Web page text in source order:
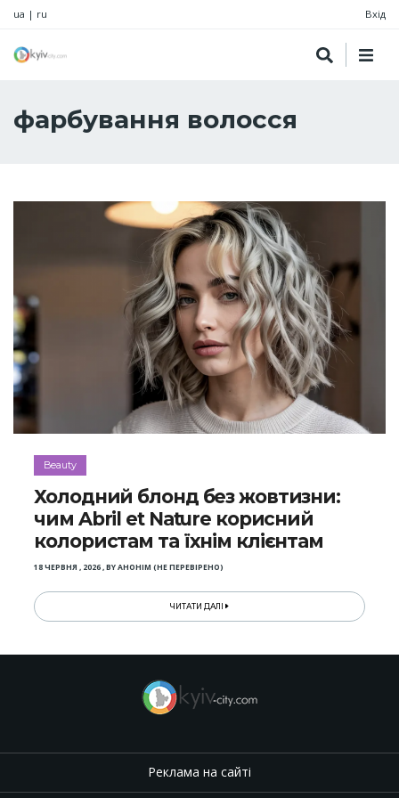
ua | ru Вхід
фарбування волосся
Beauty
Холодний блонд без жовтизни:
чим Abril et Nature корисний
колористам та їхнім клієнтам
18 ЧЕРВНЯ , 2026,BYАНОНІМ (НЕ ПЕРЕВІРЕНО)
ЧИТАТИ ДАЛІ
Реклама на сайті